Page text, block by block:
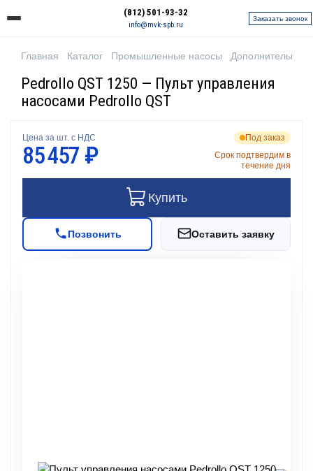
(812) 501-93-32
info@mvk-spb.ru
Заказать звонок
Главная Каталог Промышленные насосы Дополнительное
Pedrollo QST 1250 — Пульт управления
насосами Pedrollo QST
Цена за шт. с НДС
85 457 ₽
Под заказ
Срок подтвердим в
течение дня
Купить
Позвонить Оставить заявку